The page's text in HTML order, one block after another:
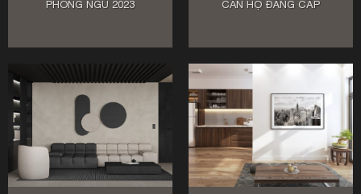
PHÒNG NGỦ 2023 CĂN HỘ ĐẲNG CẤP